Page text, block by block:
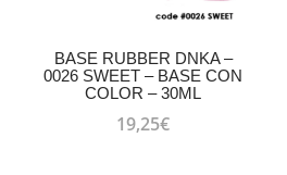
BASE RUBBER DNKA –
0026 SWEET – BASE CON
COLOR – 30ML
19,25€